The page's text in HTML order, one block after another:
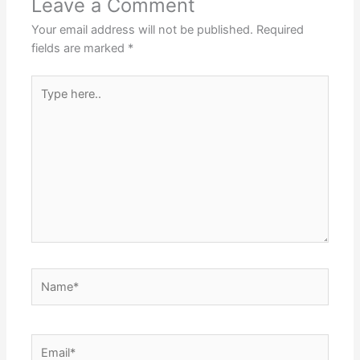
Leave a Comment
Your email address will not be published. Required
fields are marked *
here..